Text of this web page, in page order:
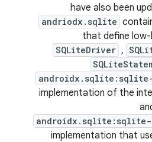
have also been
andriodx.sqlite
that define low-
SQLiteDriver ,
androidx.sqlite:sqlite-
implementation of the
androidx.sqlite:sqlite-
implementation that